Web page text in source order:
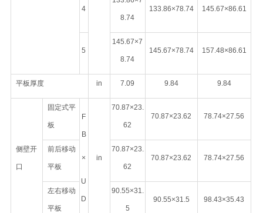
4
8.74
133.86×78.74 145.67×86.61
5
145.67×7
8.74
145.67×78.74 157.48×86.61
平板厚度 in 7.09 9.84 9.84
侧壁开
口
固定式平
板
F
B
×
U
D
in
70.87×23.
62
70.87×23.62 78.74×27.56
前后移动
平板
70.87×23.
62
70.87×23.62 78.74×27.56
左右移动
平板
90.55×31.
5
90.55×31.5 98.43×35.43